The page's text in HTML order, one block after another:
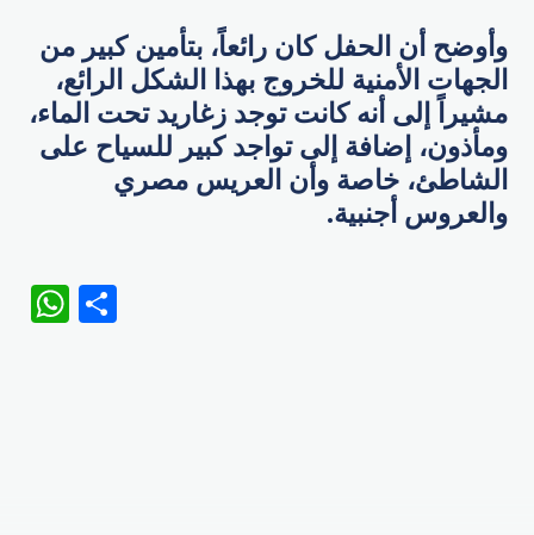
وأوضح أن الحفل كان رائعاً، بتأمين كبير من
الجهات الأمنية للخروج بهذا الشكل الرائع،
مشيراً إلى أنه كانت توجد زغاريد تحت الماء،
ومأذون، إضافة إلى تواجد كبير للسياح على
الشاطئ، خاصة وأن العريس مصري
والعروس أجنبية.
WhatsApp